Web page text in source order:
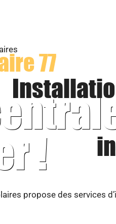
77
!
propose des services